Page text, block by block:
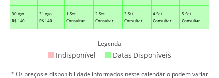
30 Ago
R$ 140
31 Ago
R$ 140
1 Set
Consultar
2 Set
Consultar
3 Set
Consultar
4 Set
Consultar
5 Set
Consultar
Legenda
Indisponível Datas Disponíveis
* Os preços e disponibilidade informados neste calendário podem variar